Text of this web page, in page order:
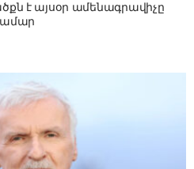
է այսօր ամենագրավիչը